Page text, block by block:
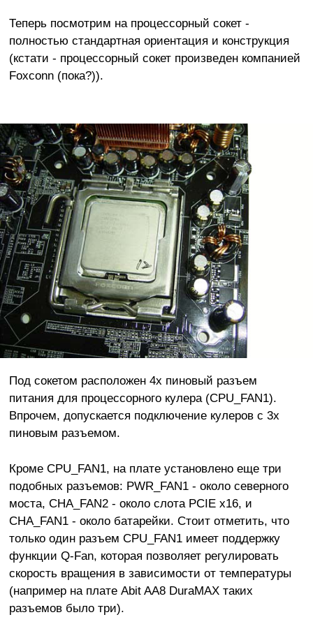
Теперь посмотрим на процессорный сокет -
полностью стандартная ориентация и конструкция
(кстати - процессорный сокет произведен компанией
Foxconn (пока?)).
Под сокетом расположен 4х пиновый разъем
питания для процессорного кулера (CPU_FAN1).
Впрочем, допускается подключение кулеров с 3х
пиновым разъемом.
Кроме CPU_FAN1, на плате установлено еще три
подобных разъемов: PWR_FAN1 - около северного
моста, CHA_FAN2 - около слота PCIE x16, и
CHA_FAN1 - около батарейки. Стоит отметить, что
только один разъем CPU_FAN1 имеет поддержку
функции Q-Fan, которая позволяет регулировать
скорость вращения в зависимости от температуры
(например на плате Abit AA8 DuraMAX таких
разъемов было три).